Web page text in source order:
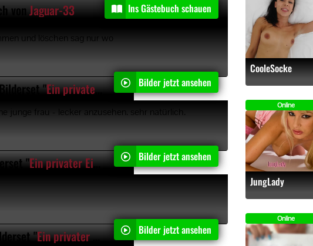
vonJaguar-33 Ins Gästebuch schauen
und löschen sag nur wo
"Ein privater Einblick "Bilder jetzt ansehen
junge frau - lecker anzusehen. sehr natürlich.
"Ein privater Einblick " Bilder jetzt ansehen
"Ein privater Einblick " Bilder jetzt ansehen
CooleSocke
Online
JungLady
Online